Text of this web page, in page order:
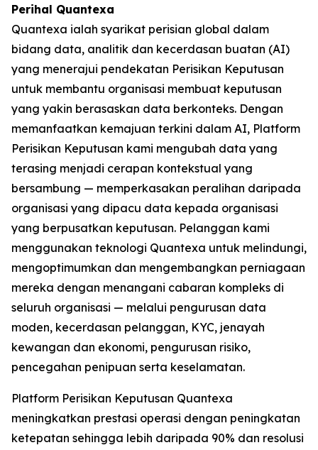
Perihal Quantexa
Quantexa ialah syarikat perisian global dalam
bidang data, analitik dan kecerdasan buatan (AI)
yang menerajui pendekatan Perisikan Keputusan
untuk membantu organisasi membuat keputusan
yang yakin berasaskan data berkonteks. Dengan
memanfaatkan kemajuan terkini dalam AI, Platform
Perisikan Keputusan kami mengubah data yang
terasing menjadi cerapan kontekstual yang
bersambung — memperkasakan peralihan daripada
organisasi yang dipacu data kepada organisasi
yang berpusatkan keputusan. Pelanggan kami
menggunakan teknologi Quantexa untuk melindungi,
mengoptimumkan dan mengembangkan perniagaan
mereka dengan menangani cabaran kompleks di
seluruh organisasi — melalui pengurusan data
moden, kecerdasan pelanggan, KYC, jenayah
kewangan dan ekonomi, pengurusan risiko,
pencegahan penipuan serta keselamatan.
Platform Perisikan Keputusan Quantexa
meningkatkan prestasi operasi dengan peningkatan
ketepatan sehingga lebih daripada 90% dan resolusi